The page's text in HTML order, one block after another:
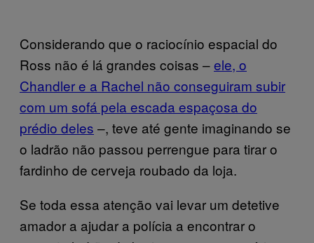
Considerando que o raciocínio espacial do
Ross não é lá grandes coisas –ele, o
Chandler e a Rachel não conseguiram subir
com um sofá pela escada espaçosa do
prédio deles –, teve até gente imaginando se
o ladrão não passou perrengue para tirar o
fardinho de cerveja roubado da loja.
Se toda essa atenção vai levar um detetive
amador a ajudar a polícia a encontrar o